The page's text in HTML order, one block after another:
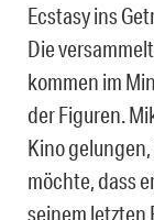
Ecstasy ins
Die
kommen im
der Figuren.
Kino
möchte, dass
seinem letzten